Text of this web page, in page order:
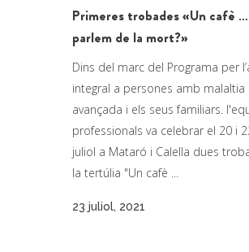
Primeres trobades «Un cafè
parlem de la mort?»
Dins del marc del Programa per
integral a persones amb malaltia
avançada i els seus familiars.
professionals va celebrar el 20 i
juliol a Mataró i Calella dues
la tertúlia "Un cafè ...
23 juliol, 2021